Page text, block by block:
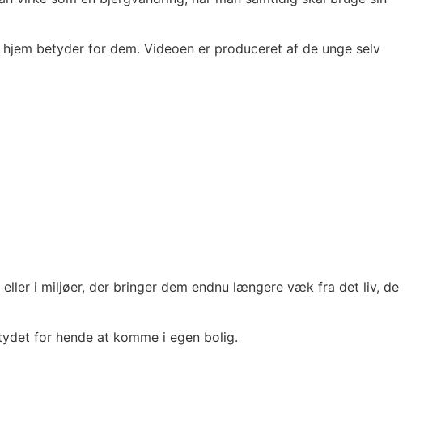
betyder for dem. Videoen er produceret af de unge selv
i miljøer, der bringer dem endnu længere væk fra det liv, de
for hende at komme i egen bolig.